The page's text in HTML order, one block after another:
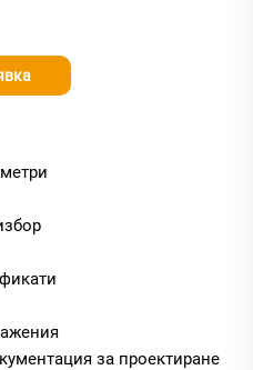
за проектиране